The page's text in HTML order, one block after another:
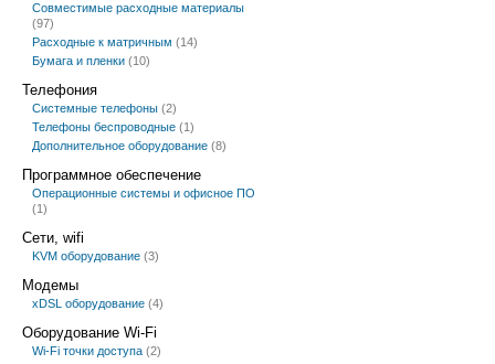
Совместимые расходные материалы
(97)
Расходные к матричным (14)
Бумага и пленки (10)
Телефония
Системные телефоны (2)
Телефоны беспроводные (1)
Дополнительное оборудование (8)
Программное обеспечение
Операционные системы и офисное ПО
(1)
Сети, wifi
KVM оборудование (3)
Модемы
xDSL оборудование (4)
Оборудование Wi-Fi
Wi-Fi точки доступа (2)